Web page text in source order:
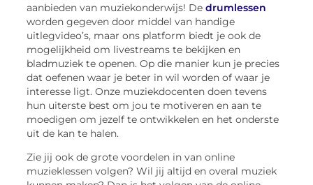
aanbieden van muziekonderwijs! Dedrumlessen
worden gegeven door middel van handige
uitlegvideo’s, maar ons platform biedt je ook de
mogelijkheid om livestreams te bekijken en
bladmuziek te openen. Op die manier kun je precies
dat oefenen waar je beter in wil worden of waar je
interesse ligt. Onze muziekdocenten doen tevens
hun uiterste best om jou te motiveren en aan te
moedigen om jezelf te ontwikkelen en het onderste
uit de kan te halen.
Zie jij ook de grote voordelen in van online
muzieklessen volgen? Wil jij altijd en overal muziek